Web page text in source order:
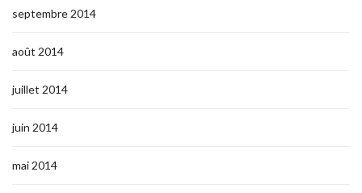
septembre 2014
août 2014
juillet 2014
juin 2014
mai 2014